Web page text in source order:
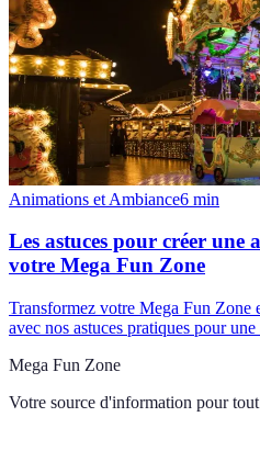
Animations et Ambiance6 min
Les astuces pour créer une
votre Mega Fun Zone
Transformez votre Mega Fun Zone
avec nos astuces pratiques pour
Mega Fun Zone
Votre source d'information pour